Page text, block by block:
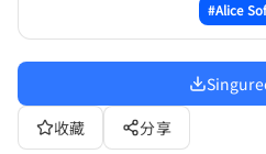
#Alice
收藏
分享